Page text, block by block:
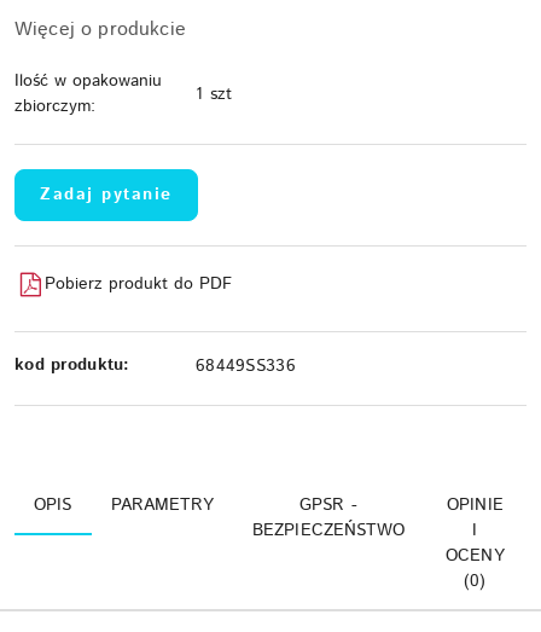
Więcej o produkcie
Ilość w opakowaniu
zbiorczym:
1 szt
Zadaj pytanie
Pobierz produkt do PDF
kod produktu: 68449SS336
OPIS PARAMETRY
GPSR -
BEZPIECZEŃSTWO
OPINIE
I
OCENY
(0)